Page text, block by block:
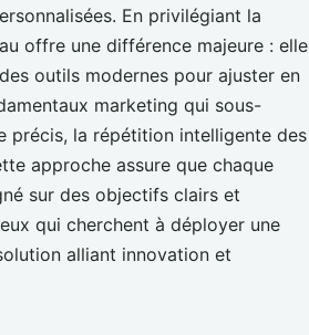
En privilégiant la
offre une différence majeure : elle
outils modernes pour ajuster en
marketing qui sous-
précis, la répétition intelligente des
approche assure que chaque
sur des objectifs clairs et
qui cherchent à déployer une
alliant innovation et